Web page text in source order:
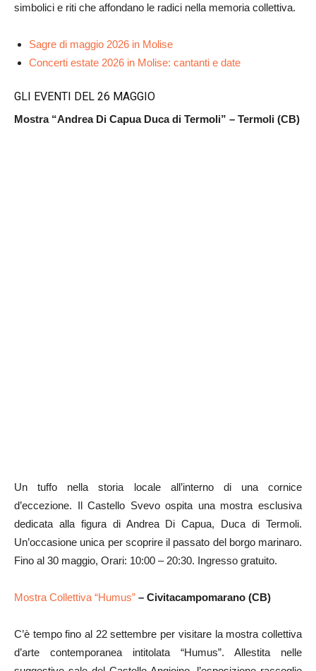
simbolici e riti che affondano le radici nella memoria collettiva.
Sagre di maggio 2026 in Molise
Concerti estate 2026 in Molise: cantanti e date
GLI EVENTI DEL 26 MAGGIO
Mostra “Andrea Di Capua Duca di Termoli” – Termoli (CB)
Un tuffo nella storia locale all’interno di una cornice
d’eccezione. Il Castello Svevo ospita una mostra esclusiva
dedicata alla figura di Andrea Di Capua, Duca di Termoli.
Un’occasione unica per scoprire il passato del borgo marinaro.
Fino al 30 maggio, Orari: 10:00 – 20:30. Ingresso gratuito.
Mostra Collettiva “Humus” – Civitacampomarano (CB)
C’è tempo fino al 22 settembre per visitare la mostra collettiva
d’arte contemporanea intitolata “Humus”. Allestita nelle